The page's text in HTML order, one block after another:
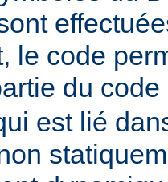
le code
du
est lié